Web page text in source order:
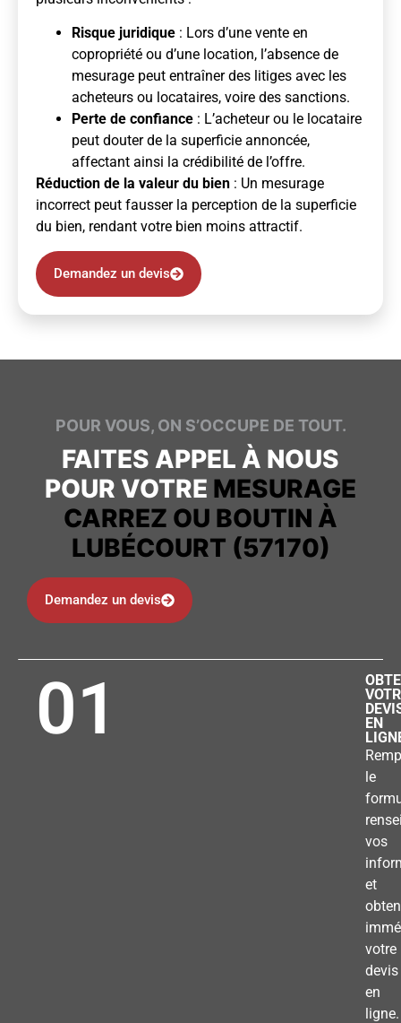
Risque juridique : Lors d’une vente en
copropriété ou d’une location, l’absence de
mesurage peut entraîner des litiges avec les
acheteurs ou locataires, voire des sanctions.
Perte de confiance : L’acheteur ou le locataire
peut douter de la superficie annoncée,
affectant ainsi la crédibilité de l’offre.
Réduction de la valeur du bien : Un mesurage
incorrect peut fausser la perception de la superficie
du bien, rendant votre bien moins attractif.
Demandez un devis
POUR VOUS, ON S’OCCUPE DE TOUT.
FAITES APPEL À NOUS
POUR VOTRE MESURAGE
CARREZ OU BOUTIN À
LUBÉCOURT (57170)
Demandez un devis
01
EN
le
vos
et
votre
devis
en
ligne.